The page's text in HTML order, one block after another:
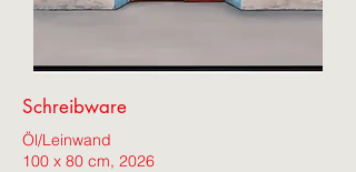
Schreibware
Öl/Leinwand
100 x 80 cm, 2026